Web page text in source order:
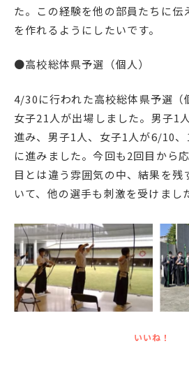
教育関係者の方へ
各種
アクセス
English
プラ
た。この経験を他の部員たちに伝
を作れるようにしたいです。
●高校総体県予選（個人）
4/30に行われた高校総体県予選（
女子21人が出場しました。男子1
進み、男子1人、女子1人が6/10
に進みました。今回も2回目から
目とは違う雰囲気の中、結果を残
いて、他の選手も刺激を受けまし
いいね！